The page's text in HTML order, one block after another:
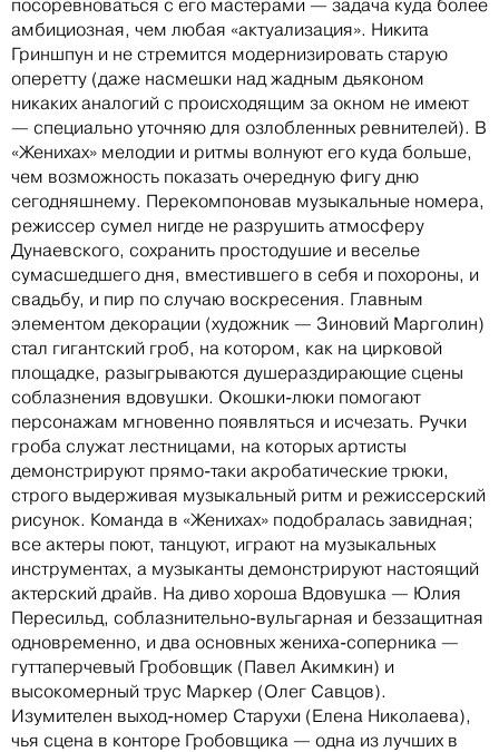
посоревноваться с его мастерами — задача куда более
амбициозная, чем любая «актуализация». Никита
Гриншпун и не стремится модернизировать старую
оперетту (даже насмешки над жадным дьяконом
никаких аналогий с происходящим за окном не имеют
— специально уточняю для озлобленных ревнителей). В
«Женихах» мелодии и ритмы волнуют его куда больше,
чем возможность показать очередную фигу дню
сегодняшнему. Перекомпоновав музыкальные номера,
режиссер сумел нигде не разрушить атмосферу
Дунаевского, сохранить простодушие и веселье
сумасшедшего дня, вместившего в себя и похороны, и
свадьбу, и пир по случаю воскресения. Главным
элементом декорации (художник — Зиновий Марголин)
стал гигантский гроб, на котором, как на цирковой
площадке, разыгрываются душераздирающие сцены
соблазнения вдовушки. Окошки-люки помогают
персонажам мгновенно появляться и исчезать. Ручки
гроба служат лестницами, на которых артисты
демонстрируют прямо-таки акробатические трюки,
строго выдерживая музыкальный ритм и режиссерский
рисунок. Команда в «Женихах» подобралась завидная;
все актеры поют, танцуют, играют на музыкальных
инструментах, а музыканты демонстрируют настоящий
актерский драйв. На диво хороша Вдовушка — Юлия
Пересильд, соблазнительно-вульгарная и беззащитная
одновременно, и два основных жениха-соперника —
гуттаперчевый Гробовщик (Павел Акимкин) и
высокомерный трус Маркер (Олег Савцов).
Изумителен выход-номер Старухи (Елена Николаева),
чья сцена в конторе Гробовщика — одна из лучших в